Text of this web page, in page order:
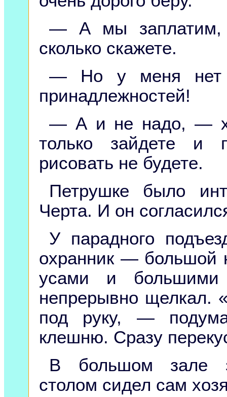
— А мы
сколько скажете.
— Но у меня нет
принадлежностей!
— А и не надо, —
только зайдете и
рисовать не будете.
Петрушке было
Черта. И он
У парадного
охранник — большой
усами и большими
непрерывно щелкал.
под руку, —
клешню. Сразу
В большом зале
столом сидел сам